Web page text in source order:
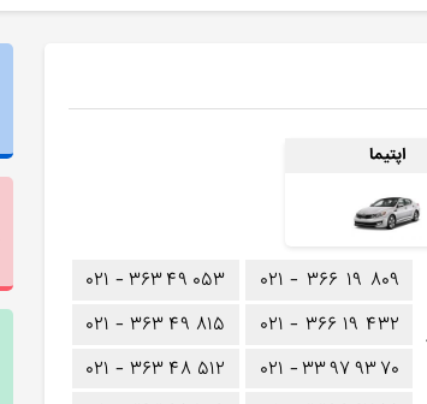
اپتیما
۰۲۱ - ۳۶۶ ۱۹ ۸۰۹
۰۲۱ - ۳۶۶ ۱۹ ۴۳۲
۰۲۱ -۳۳۹۷۹۳۷۰
۰۲۱ - ۳۶۳۴۹ ۰۵۳
۰۲۱ - ۳۶۳ ۴۹ ۸۱۵
۰۲۱ - ۳۶۳ ۴۸ ۵۱۲